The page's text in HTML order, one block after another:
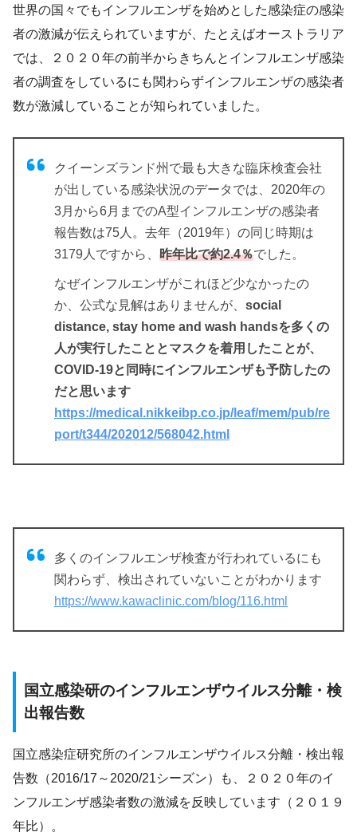
世界の国々でもインフルエンザを始めとした感染症の感染
者の激減が伝えられていますが、たとえばオーストラリア
では、２０２０年の前半からきちんとインフルエンザ感染
者の調査をしているにも関わらずインフルエンザの感染者
数が激減していることが知られていました。
クイーンズランド州で最も大きな臨床検査会社
が出している感染状況のデータでは、2020年の
3月から6月までのA型インフルエンザの感染者
報告数は75人。去年（2019年）の同じ時期は
3179人ですから、 昨年比で約2.4％でした。
なぜインフルエンザがこれほど少なかったの
か、公式な見解はありませんが、 social
distance, stay home and wash handsを多くの
人が実行したこととマスクを着用したことが、
COVID-19と同時にインフルエンザも予防したの
だと思います
https://medical.nikkeibp.co.jp/leaf/mem/pub/re
port/t344/202012/568042.html
多くのインフルエンザ検査が行われているにも
関わらず、検出されていないことがわかります
https://www.kawaclinic.com/blog/116.html
国立感染研のインフルエンザウイルス分離・検
出報告数
国立感染症研究所のインフルエンザウイルス分離・検出報
告数（2016/17～2020/21シーズン）も、２０２０年のイ
ンフルエンザ感染者数の激減を反映しています（２０１９
年比）。